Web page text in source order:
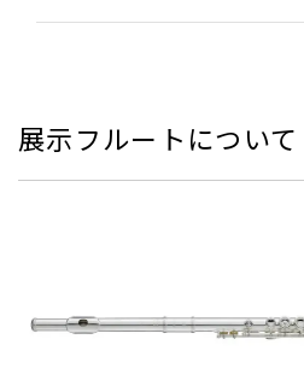
展示フルートについて